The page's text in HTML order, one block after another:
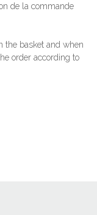
de la commande
the basket and when
order according to